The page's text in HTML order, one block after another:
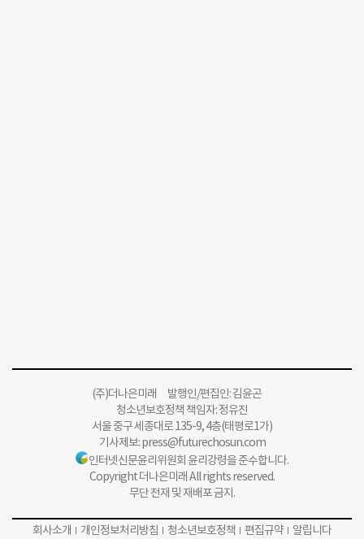
(주)더나은미래 발행인/편집인: 김윤곤
청소년보호정책 책임자: 정유진
서울 중구 세종대로 135-9, 4층(태평로1가)
기사제보:press@futurechosun.com
인터넷신문윤리위원회 윤리강령을 준수합니다.
Copyright 더나은미래 All rights reserved.
무단 전재 및 재배포 금지.
회사소개 개인정보처리방침 청소년보호정책 편집규약 알립니다